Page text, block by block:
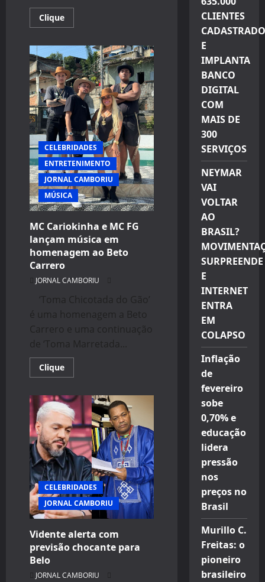
CliqueRead
more
Gadd
Reflete
Sobre
Sucesso
e
Desafios
Pessoais
em
Entrevista
sobre
“Bebê
Rena”
CELEBRIDADES
ENTRETENIMENTO
JORNAL CAMBORIU
MÚSICA
MC Cariokinha e MC FG
lançam música em
homenagem ao Beto
Carrero
JORNAL CAMBORIU
‘Toma Chicotada do Gão’
é uma homenagem a Beto
Carrero e uma continuação
de ‘Toma Marretada...
CliqueRead
more
Cariokinha
e
MC
FG
lançam
música
em
homenagem
ao
Beto
Carrero
CELEBRIDADES
JORNAL CAMBORIU
Vidente alerta com
previsão chocante para
Belo
JORNAL CAMBORIU
CLIENTES
E
IMPLANTA
BANCO
DIGITAL
COM
MAIS DE
300
SERVIÇOS
NEYMAR
VAI
VOLTAR
AO
BRASIL?
SURPREENDE
E
INTERNET
ENTRA
EM
COLAPSO
Inflação
de
fevereiro
sobe
0,70% e
educação
lidera
pressão
nos
preços no
Brasil
Murillo C.
Freitas: o
pioneiro
brasileiro